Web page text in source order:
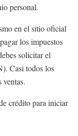
personal.
en el sitio oficial
los impuestos
solicitar el
Casi todos los
ventas.
crédito para iniciar